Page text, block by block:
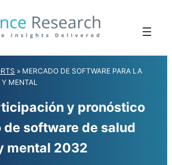
» MERCADO DE SOFTWARE PARA LA
MENTAL
y pronóstico
de software de salud
mental 2032